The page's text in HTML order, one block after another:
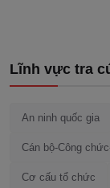
Lĩnh vực tra
An ninh quốc gia
Cán bộ-Công
Cơ cấu tổ chức